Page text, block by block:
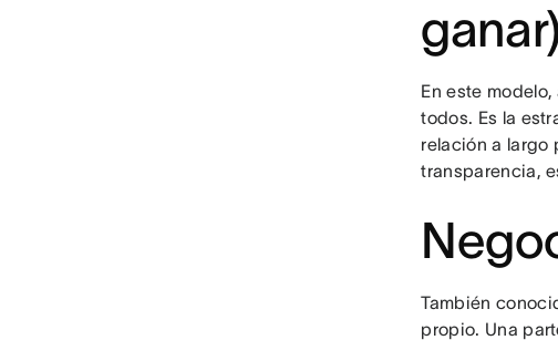
En este
todos. Es la
relación a largo
transparencia,
También
propio. Una